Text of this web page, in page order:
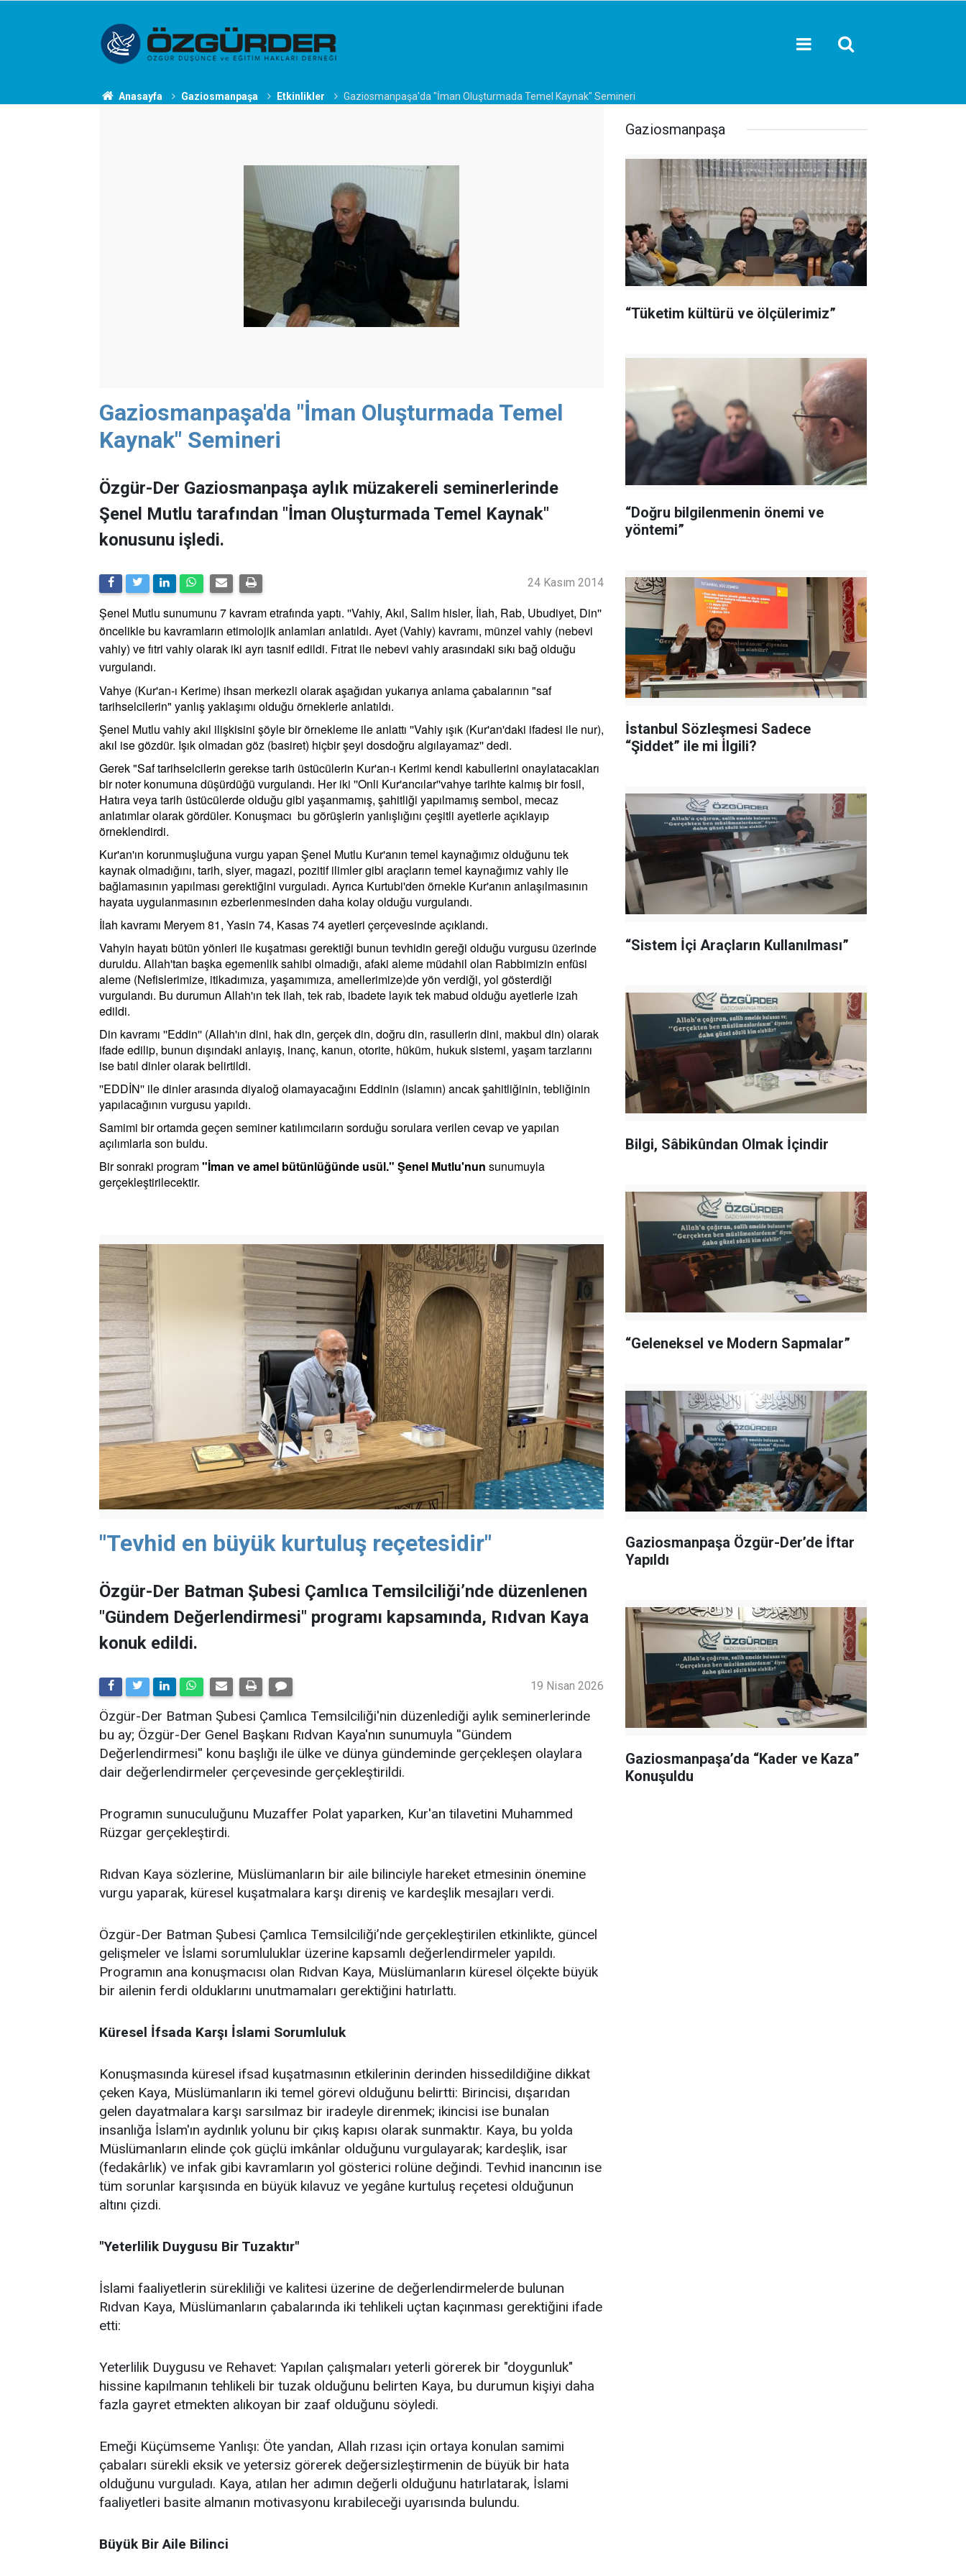
Anasayfa Gaziosmanpaşa Etkinlikler Gaziosmanpaşa'da "İman Oluşturmada Temel Kaynak" Semineri
Gaziosmanpaşa'da "İman Oluşturmada Temel
Kaynak" Semineri
Özgür-Der Gaziosmanpaşa aylık müzakereli seminerlerinde
Şenel Mutlu tarafından "İman Oluşturmada Temel Kaynak"
konusunu işledi.
24 Kasım 2014
Şenel Mutlu sunumunu 7 kavram etrafında yaptı. ''Vahiy, Akıl, Salim hisler, İlah, Rab, Ubudiyet, Din''
öncelikle bu kavramların etimolojik anlamları anlatıldı. Ayet (Vahiy) kavramı, münzel vahiy (nebevi
vahiy) ve fıtri vahiy olarak iki ayrı tasnif edildi. Fıtrat ile nebevi vahiy arasındaki sıkı bağ olduğu
vurgulandı.
Vahye (Kur'an-ı Kerime) ihsan merkezli olarak aşağıdan yukarıya anlama çabalarının "saf
tarihselcilerin" yanlış yaklaşımı olduğu örneklerle anlatıldı.
Şenel Mutlu vahiy akıl ilişkisini şöyle bir örnekleme ile anlattı ''Vahiy ışık (Kur'an'daki ifadesi ile nur),
akıl ise gözdür. Işık olmadan göz (basiret) hiçbir şeyi dosdoğru algılayamaz'' dedi.
Gerek "Saf tarihselcilerin gerekse tarih üstücülerin Kur'an-ı Kerimi kendi kabullerini onaylatacakları
bir noter konumuna düşürdüğü vurgulandı. Her iki ''Onli Kur'ancılar''vahye tarihte kalmış bir fosil,
Hatıra veya tarih üstücülerde olduğu gibi yaşanmamış, şahitliği yapılmamış sembol, mecaz
anlatımlar olarak gördüler. Konuşmacı bu görüşlerin yanlışlığını çeşitli ayetlerle açıklayıp
örneklendirdi.
Kur'an'ın korunmuşluğuna vurgu yapan Şenel Mutlu Kur'anın temel kaynağımız olduğunu tek
kaynak olmadığını, tarih, siyer, magazi, pozitif ilimler gibi araçların temel kaynağımız vahiy ile
bağlamasının yapılması gerektiğini vurguladı. Ayrıca Kurtubi'den örnekle Kur'anın anlaşılmasının
hayata uygulanmasının ezberlenmesinden daha kolay olduğu vurgulandı.
İlah kavramı Meryem 81, Yasin 74, Kasas 74 ayetleri çerçevesinde açıklandı.
Vahyin hayatı bütün yönleri ile kuşatması gerektiği bunun tevhidin gereği olduğu vurgusu üzerinde
duruldu. Allah'tan başka egemenlik sahibi olmadığı, afaki aleme müdahil olan Rabbimizin enfüsi
aleme (Nefislerimize, itikadımıza, yaşamımıza, amellerimize)de yön verdiği, yol gösterdiği
vurgulandı. Bu durumun Allah'ın tek ilah, tek rab, ibadete layık tek mabud olduğu ayetlerle izah
edildi.
Din kavramı ''Eddin'' (Allah'ın dini, hak din, gerçek din, doğru din, rasullerin dini, makbul din) olarak
ifade edilip, bunun dışındaki anlayış, inanç, kanun, otorite, hüküm, hukuk sistemi, yaşam tarzlarını
ise batıl dinler olarak belirtildi.
''EDDİN'' ile dinler arasında diyaloğ olamayacağını Eddinin (islamın) ancak şahitliğinin, tebliğinin
yapılacağının vurgusu yapıldı.
Samimi bir ortamda geçen seminer katılımcıların sorduğu sorulara verilen cevap ve yapılan
açılımlarla son buldu.
Bir sonraki program"İman ve amel bütünlüğünde usül." Şenel Mutlu'nun sunumuyla
gerçekleştirilecektir.
"Tevhid en büyük kurtuluş reçetesidir"
Özgür-Der Batman Şubesi Çamlıca Temsilciliği’nde düzenlenen
"Gündem Değerlendirmesi" programı kapsamında, Rıdvan Kaya
konuk edildi.
19 Nisan 2026
​Özgür-Der Batman Şubesi Çamlıca Temsilciliği'nin düzenlediği aylık seminerlerinde
bu ay; Özgür-Der Genel Başkanı Rıdvan Kaya'nın sunumuyla ''Gündem
Değerlendirmesi'' konu başlığı ile ülke ve dünya gündeminde gerçekleşen olaylara
dair değerlendirmeler çerçevesinde gerçekleştirildi.
Programın sunuculuğunu Muzaffer Polat yaparken, Kur'an tilavetini Muhammed
Rüzgar gerçekleştirdi.
Rıdvan Kaya sözlerine, Müslümanların bir aile bilinciyle hareket etmesinin önemine
vurgu yaparak, küresel kuşatmalara karşı direniş ve kardeşlik mesajları verdi.
Özgür-Der Batman Şubesi Çamlıca Temsilciliği’nde gerçekleştirilen etkinlikte, güncel
gelişmeler ve İslami sorumluluklar üzerine kapsamlı değerlendirmeler yapıldı.
Programın ana konuşmacısı olan Rıdvan Kaya, Müslümanların küresel ölçekte büyük
bir ailenin ferdi olduklarını unutmamaları gerektiğini hatırlattı.
Küresel İfsada Karşı İslami Sorumluluk
Konuşmasında küresel ifsad kuşatmasının etkilerinin derinden hissedildiğine dikkat
çeken Kaya, Müslümanların iki temel görevi olduğunu belirtti: Birincisi, dışarıdan
gelen dayatmalara karşı sarsılmaz bir iradeyle direnmek; ikincisi ise bunalan
insanlığa İslam'ın aydınlık yolunu bir çıkış kapısı olarak sunmaktır. Kaya, bu yolda
Müslümanların elinde çok güçlü imkânlar olduğunu vurgulayarak; kardeşlik, isar
(fedakârlık) ve infak gibi kavramların yol gösterici rolüne değindi. Tevhid inancının ise
tüm sorunlar karşısında en büyük kılavuz ve yegâne kurtuluş reçetesi olduğunun
altını çizdi.
"Yeterlilik Duygusu Bir Tuzaktır"
İslami faaliyetlerin sürekliliği ve kalitesi üzerine de değerlendirmelerde bulunan
Rıdvan Kaya, Müslümanların çabalarında iki tehlikeli uçtan kaçınması gerektiğini ifade
etti:
Yeterlilik Duygusu ve Rehavet: Yapılan çalışmaları yeterli görerek bir "doygunluk"
hissine kapılmanın tehlikeli bir tuzak olduğunu belirten Kaya, bu durumun kişiyi daha
fazla gayret etmekten alıkoyan bir zaaf olduğunu söyledi.
Emeği Küçümseme Yanlışı: Öte yandan, Allah rızası için ortaya konulan samimi
çabaları sürekli eksik ve yetersiz görerek değersizleştirmenin de büyük bir hata
olduğunu vurguladı. Kaya, atılan her adımın değerli olduğunu hatırlatarak, İslami
faaliyetleri basite almanın motivasyonu kırabileceği uyarısında bulundu.
Büyük Bir Aile Bilinci
Gaziosmanpaşa
“Tüketim kültürü ve ölçülerimiz”
“Doğru bilgilenmenin önemi ve
yöntemi”
İstanbul Sözleşmesi Sadece
“Şiddet” ile mi İlgili?
“Sistem İçi Araçların Kullanılması”
Bilgi, Sâbikûndan Olmak İçindir
“Geleneksel ve Modern Sapmalar”
Gaziosmanpaşa Özgür-Der’de İftar
Yapıldı
Gaziosmanpaşa’da “Kader ve Kaza”
Konuşuldu